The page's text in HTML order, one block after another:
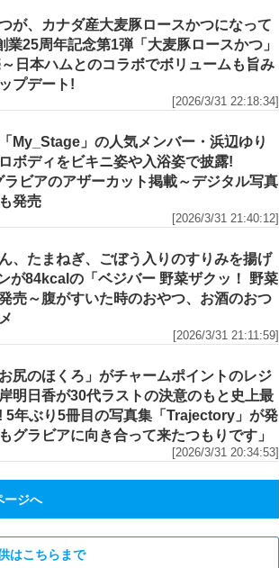
が、カナダ産大麦豚ロースかつになって
業25周年記念第1弾「大麦豚ロースかつ」
日本ハムとのコラボでボリュームも旨み
プデート!
[2026/3/31 22:18:34]
My_Stage」の人気メンバー・浜辺ゆり
ボディをビキニ姿や入浴姿で披露!
ラビアのアザーカット掲載～デジタル写真
発売
[2026/3/31 21:40:12]
、たまねぎ、ごぼう入りのすりみを揚げ
が84kcalの「ベジバー 野菜ザクッ！ 野菜
売～腹がすいた時のおやつ、お酒のおつ
[2026/3/31 21:11:59]
尻のほくろ」がチャームポイントのレジ
明日香が30代ラストの決意のもと史上最
5年ぶり5冊目の写真集「Trajectory」が発
グラビアに向き合って来たつもりです」
[2026/3/31 20:34:53]
ージへ
はこちらまで